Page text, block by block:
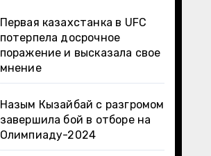
Первая казахстанка в UFC
потерпела досрочное
поражение и высказала свое
мнение
Назым Кызайбай с разгромом
завершила бой в отборе на
Олимпиаду-2024